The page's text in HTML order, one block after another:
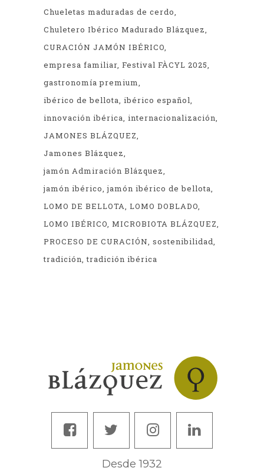
Chueletas maduradas de cerdo
Chuletero Ibérico Madurado Blázquez
CURACIÓN JAMÓN IBÉRICO
empresa familiar Festival FÀCYL 2025
gastronomía premium
ibérico de bellota ibérico español
innovación ibérica internacionalización
JAMONES BLÁZQUEZ
Jamones Blázquez
jamón Admiración Blázquez
jamón ibérico jamón ibérico de bellota
LOMO DE BELLOTA LOMO DOBLADO
LOMO IBÉRICO MICROBIOTA BLÁZQUEZ
PROCESO DE CURACIÓN sostenibilidad
tradición tradición ibérica
Desde 1932